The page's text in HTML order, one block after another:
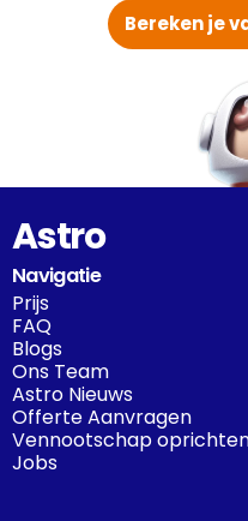
Bereken je
Astro
Navigatie
Prijs
FAQ
Blogs
Ons Team
Astro Nieuws
Offerte Aanvragen
Vennootschap
Jobs